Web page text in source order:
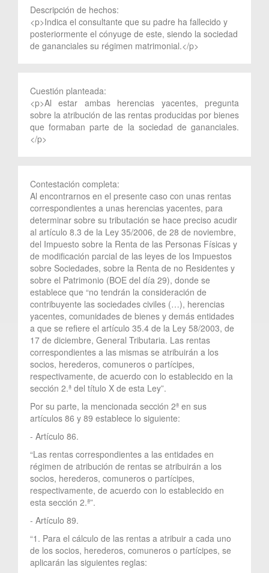
Descripción de hechos:
<p>Indica el consultante que su padre ha fallecido y
posteriormente el cónyuge de este, siendo la sociedad
de gananciales su régimen matrimonial.</p>
Cuestión planteada:
<p>Al estar ambas herencias yacentes, pregunta
sobre la atribución de las rentas producidas por bienes
que formaban parte de la sociedad de gananciales.
</p>
Contestación completa:
Al encontrarnos en el presente caso con unas rentas
correspondientes a unas herencias yacentes, para
determinar sobre su tributación se hace preciso acudir
al artículo 8.3 de la Ley 35/2006, de 28 de noviembre,
del Impuesto sobre la Renta de las Personas Físicas y
de modificación parcial de las leyes de los Impuestos
sobre Sociedades, sobre la Renta de no Residentes y
sobre el Patrimonio (BOE del día 29), donde se
establece que “no tendrán la consideración de
contribuyente las sociedades civiles (…), herencias
yacentes, comunidades de bienes y demás entidades
a que se refiere el artículo 35.4 de la Ley 58/2003, de
17 de diciembre, General Tributaria. Las rentas
correspondientes a las mismas se atribuirán a los
socios, herederos, comuneros o partícipes,
respectivamente, de acuerdo con lo establecido en la
sección 2.ª del título X de esta Ley”.
Por su parte, la mencionada sección 2ª en sus
artículos 86 y 89 establece lo siguiente:
- Artículo 86.
“Las rentas correspondientes a las entidades en
régimen de atribución de rentas se atribuirán a los
socios, herederos, comuneros o partícipes,
respectivamente, de acuerdo con lo establecido en
esta sección 2.ª”.
- Artículo 89.
“1. Para el cálculo de las rentas a atribuir a cada uno
de los socios, herederos, comuneros o partícipes, se
aplicarán las siguientes reglas: